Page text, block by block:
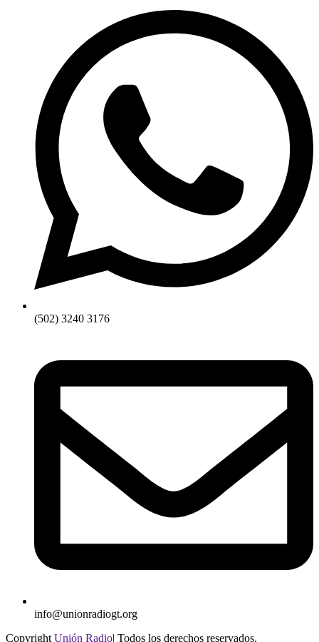
(502) 3240 3176
info@unionradiogt.org
Copyright Unión Radio| Todos los derechos reservados.